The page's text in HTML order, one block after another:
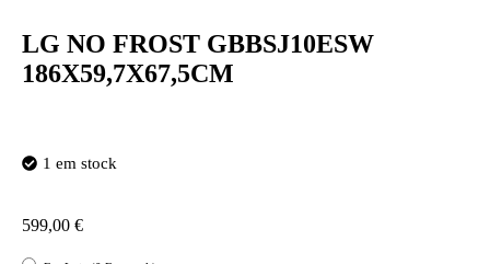
LG NO FROST GBBSJ10ESW
186X59,7X67,5CM
1 em stock
599,00 €